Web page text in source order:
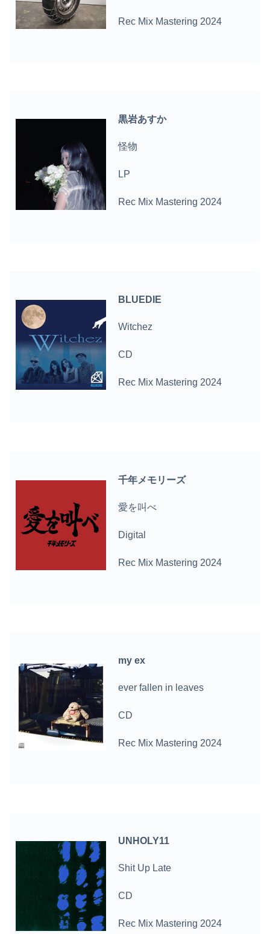
Rec Mix Mastering 2024
黒岩あすか
怪物
LP
Rec Mix Mastering 2024
BLUEDIE
Witchez
CD
Rec Mix Mastering 2024
千年メモリーズ
愛を叫べ
Digital
Rec Mix Mastering 2024
my ex
ever fallen in leaves
CD
Rec Mix Mastering 2024
UNHOLY11
Shit Up Late
CD
Rec Mix Mastering 2024